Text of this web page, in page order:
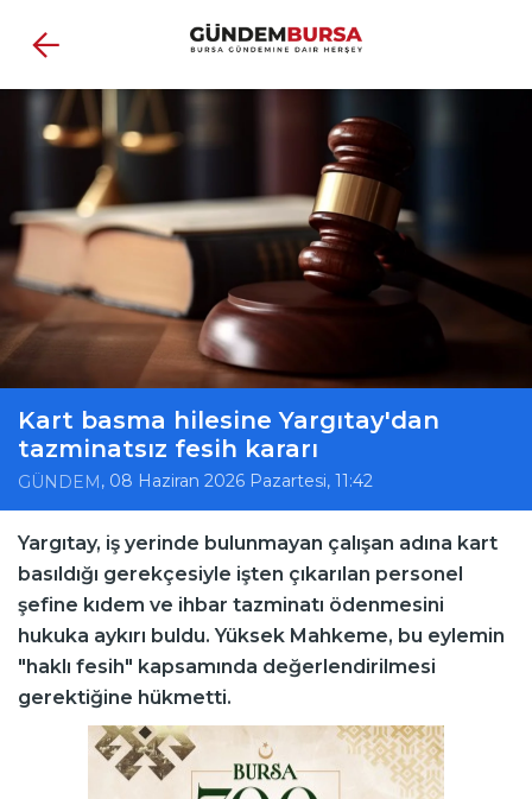
Kart basma hilesine Yargıtay'dan
tazminatsız fesih kararı
GÜNDEM , 08 Haziran 2026 Pazartesi, 11:42
Yargıtay, iş yerinde bulunmayan çalışan adına kart
basıldığı gerekçesiyle işten çıkarılan personel
şefine kıdem ve ihbar tazminatı ödenmesini
hukuka aykırı buldu. Yüksek Mahkeme, bu eylemin
"haklı fesih" kapsamında değerlendirilmesi
gerektiğine hükmetti.